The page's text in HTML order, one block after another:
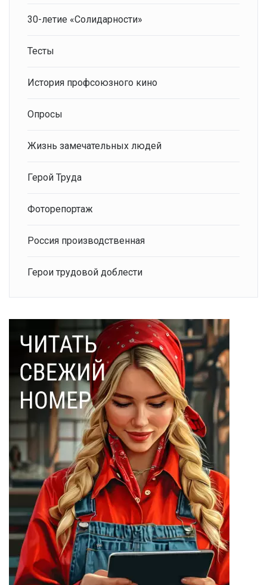
30-летие «Солидарности»
Тесты
История профсоюзного кино
Опросы
Жизнь замечательных людей
Герой Труда
Фоторепортаж
Россия производственная
Герои трудовой доблести